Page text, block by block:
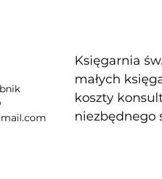
Księgarnia
małych
koszty
niezbędnego